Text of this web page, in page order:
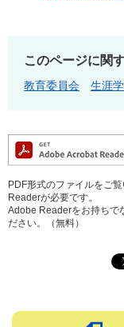
このページに関
教育委員会 生涯
PDF形式のファイルをご
Readerが必要です。
Adobe Readerをお持ちで
ださい。（無料）